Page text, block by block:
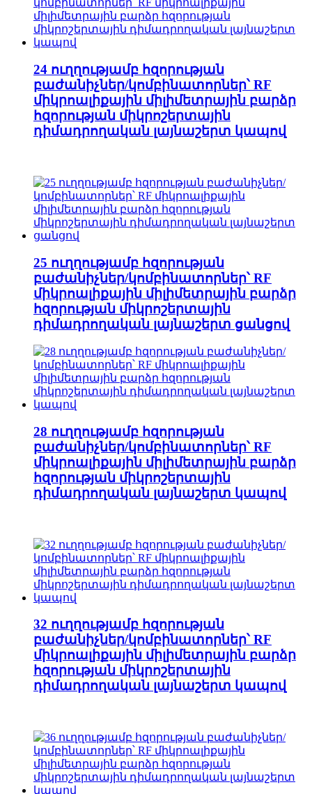
24 ուղղությամբ հզորության
բաժանիչներ/կոմբինատորներ՝ RF
միկրոալիքային միլիմետրային բարձր
հզորության միկրոշերտային
դիմադրողական լայնաշերտ կապով
25 ուղղությամբ հզորության
բաժանիչներ/կոմբինատորներ՝ RF
միկրոալիքային միլիմետրային բարձր
հզորության միկրոշերտային
դիմադրողական լայնաշերտ ցանցով
28 ուղղությամբ հզորության
բաժանիչներ/կոմբինատորներ՝ RF
միկրոալիքային միլիմետրային բարձր
հզորության միկրոշերտային
դիմադրողական լայնաշերտ կապով
32 ուղղությամբ հզորության
բաժանիչներ/կոմբինատորներ՝ RF
միկրոալիքային միլիմետրային բարձր
հզորության միկրոշերտային
դիմադրողական լայնաշերտ կապով